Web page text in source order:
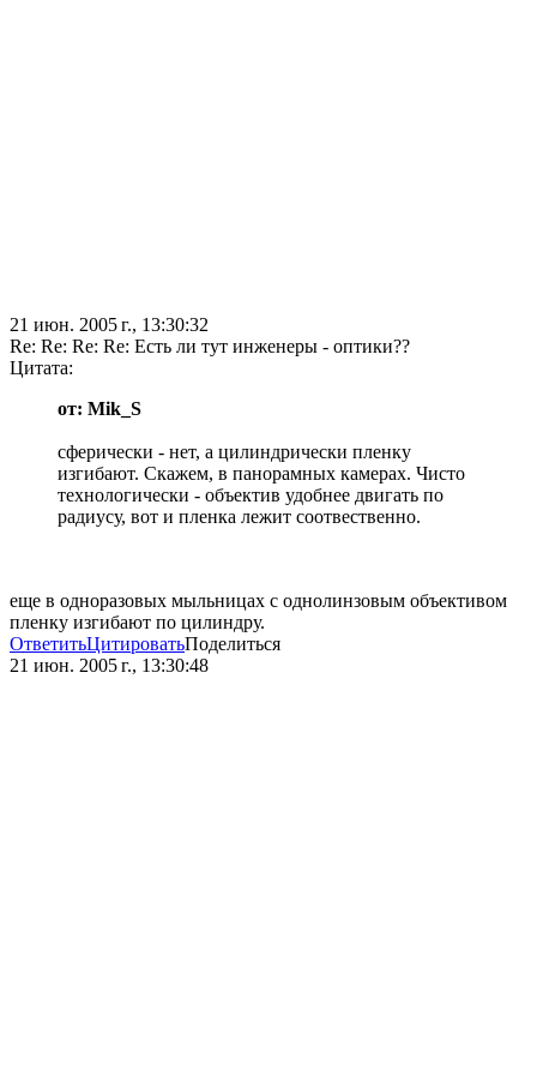
21 июн. 2005 г., 13:30:32
Re: Re: Re: Re: Есть ли тут инженеры - оптики??
Цитата:
от: Mik_S
сферически - нет, а цилиндрически пленку
изгибают. Скажем, в панорамных камерах. Чисто
технологически - объектив удобнее двигать по
радиусу, вот и пленка лежит соотвественно.
еще в одноразовых мыльницах с однолинзовым объективом
пленку изгибают по цилиндру.
ОтветитьЦитироватьПоделиться
21 июн. 2005 г., 13:30:48